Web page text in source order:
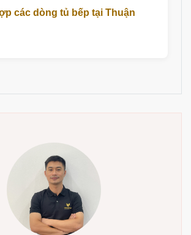
các dòng tủ bếp tại Thuận